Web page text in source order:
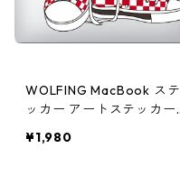
WOLFING MacBook ステ
ッカー アートステッカー
松模様 Red Checkerd フ
¥1,980